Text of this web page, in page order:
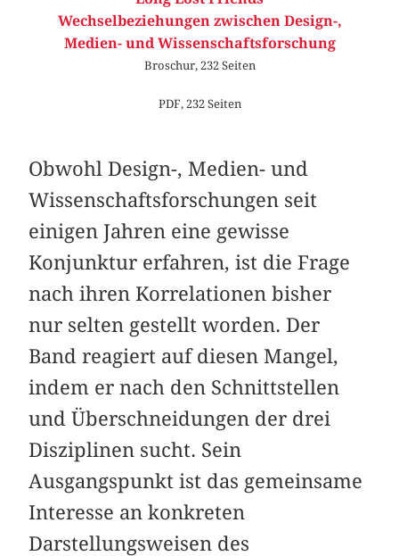
Wechselbeziehungen zwischen Design-,
Medien- und Wissenschaftsforschung
Broschur, 232 Seiten
PDF, 232 Seiten
Obwohl Design-, Medien- und
Wissenschaftsforschungen seit
einigen Jahren eine gewisse
Konjunktur erfahren, ist die Frage
nach ihren Korrelationen bisher
nur selten gestellt worden. Der
Band reagiert auf diesen Mangel,
indem er nach den Schnittstellen
und Überschneidungen der drei
Disziplinen sucht. Sein
Ausgangspunkt ist das gemeinsame
Interesse an konkreten
Darstellungsweisen des